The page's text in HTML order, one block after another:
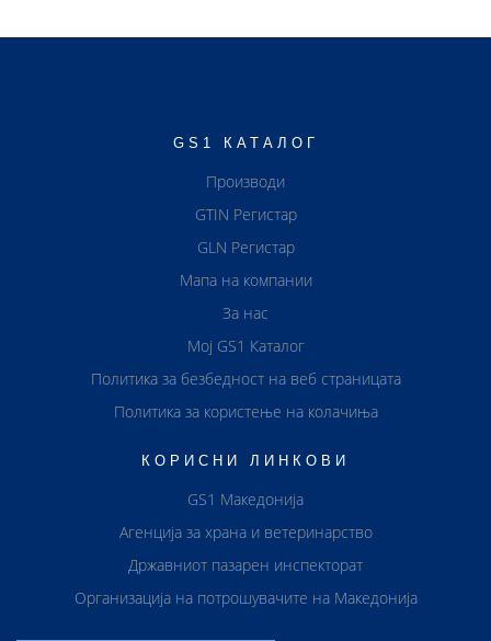
GS1 КАТАЛОГ
Производи
GTIN Регистар
GLN Регистар
Мапа на компании
За нас
Мој GS1 Каталог
Политика за безбедност на веб страницата
Политика за користење на колачиња
КОРИСНИ ЛИНКОВИ
GS1 Македонија
Агенција за храна и ветеринарство
Државниот пазарен инспекторат
Организација на потрошувачите на Македонија